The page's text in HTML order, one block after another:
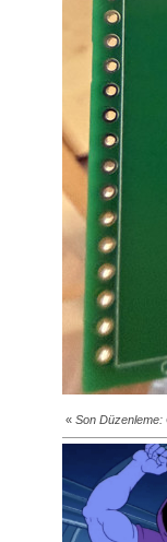
« Son Düzenleme: